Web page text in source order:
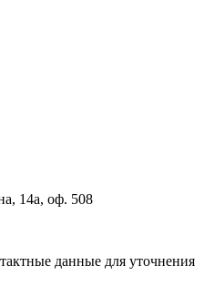
14а, оф. 508
данные для уточнения